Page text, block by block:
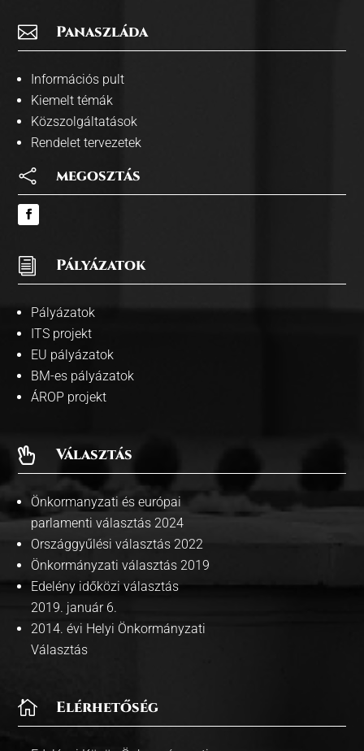
 Panaszláda
Információs pult
Kiemelt témák
Közszolgáltatások
Rendelet tervezetek
 megosztás
i Pályázatok
Pályázatok
ITS projekt
EU pályázatok
BM-es pályázatok
ÁROP projekt
 Választás
Önkormanyzati és európai
parlamenti választás 2024
Országgyűlési választás 2022
Önkormányzati választás 2019
Edelény időközi választás
2019. január 6.
2014. évi Helyi Önkormányzati
Választás
 Elérhetőség